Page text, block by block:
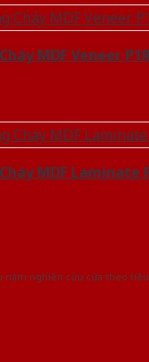
MDF Veneer
MDF Laminate
năm nghiên cứu cửa theo